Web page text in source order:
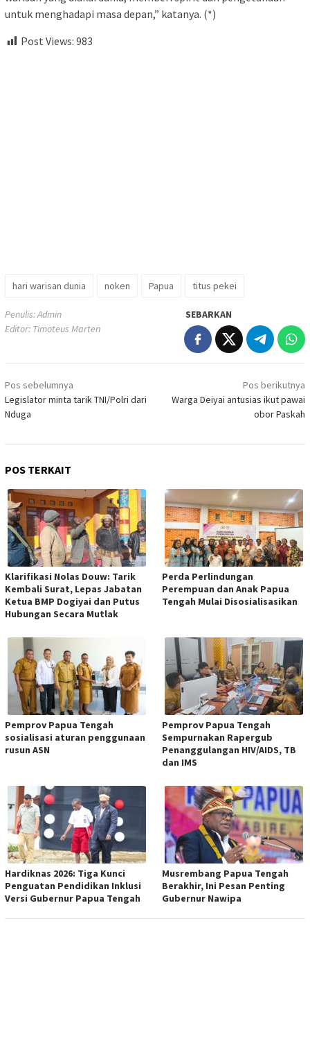
untuk menghadapi masa depan,” katanya. (*)
Post Views: 983
hari warisan dunia noken Papua titus pekei
Penulis: Admin
Editor: Timoteus Marten
SEBARKAN
Navigasi
pos
Pos sebelumnya
Legislator minta tarik TNI/Polri dari
Nduga
Pos berikutnya
Warga Deiyai antusias ikut pawai
obor Paskah
POS TERKAIT
Klarifikasi Nolas Douw: Tarik
Kembali Surat, Lepas Jabatan
Ketua BMP Dogiyai dan Putus
Hubungan Secara Mutlak
Perda Perlindungan
Perempuan dan Anak Papua
Tengah Mulai Disosialisasikan
Pemprov Papua Tengah
sosialisasi aturan penggunaan
rusun ASN
Pemprov Papua Tengah
Sempurnakan Rapergub
Penanggulangan HIV/AIDS, TB
dan IMS
Hardiknas 2026: Tiga Kunci
Penguatan Pendidikan Inklusi
Versi Gubernur Papua Tengah
Musrembang Papua Tengah
Berakhir, Ini Pesan Penting
Gubernur Nawipa